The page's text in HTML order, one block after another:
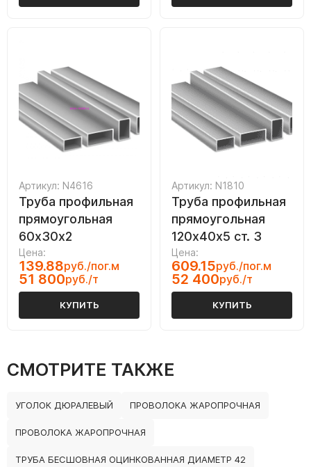
Артикул: N4616
Труба профильная
прямоугольная
60х30х2
Цена:
139.88руб./пог.м
51 800руб./т
КУПИТЬ
Артикул: N1810
Труба профильная
прямоугольная
120х40х5 ст. 3
Цена:
609.15руб./пог.м
52 400руб./т
КУПИТЬ
СМОТРИТЕ ТАКЖЕ
УГОЛОК ДЮРАЛЕВЫЙ ПРОВОЛОКА ЖАРОПРОЧНАЯ
ПРОВОЛОКА ЖАРОПРОЧНАЯ
ТРУБА БЕСШОВНАЯ ОЦИНКОВАННАЯ ДИАМЕТР 42